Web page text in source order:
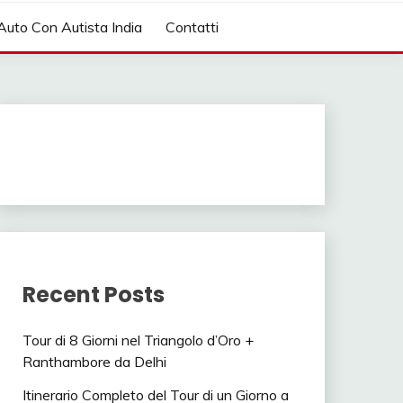
INDIA, INDIA
SUD INDIA VIAGGIO IN
CONDUCENTE IN
INDIA TRAGITTI,
INDIA, AGENZIA
VIAGGIO INDIA,
INDE, PALACE ON
ITALIA AND INDIA,
VIAGGIO INDIA,
TOUR OPERATOR
Con Autista India Contatti
Recent Posts
Tour di 8 Giorni nel Triangolo d’Oro +
Ranthambore da Delhi
Itinerario Completo del Tour di un Giorno a